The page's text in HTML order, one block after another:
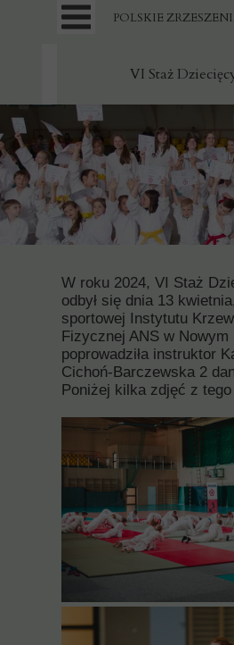
W roku 2024, VI Staż
odbył się dnia 13
sportowej Instytutu
Fizycznej ANS w Nowym
poprowadziła instruktor
Cichoń-Barczewska 2
Poniżej kilka zdjęć z
VI Staż
POLSKIE